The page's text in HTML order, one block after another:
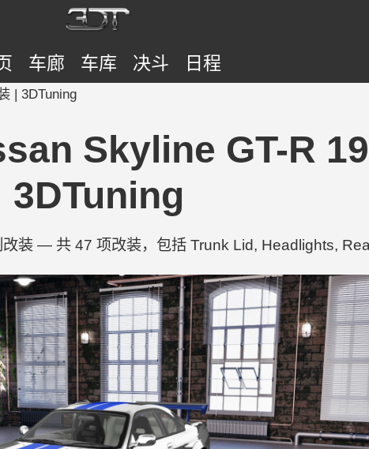
车廊 车库 决斗 日程
| 3DTuning
Skyline GT-R
3DTuning
装 — 共 47 项改装，包括 Trunk Lid, Headlights,